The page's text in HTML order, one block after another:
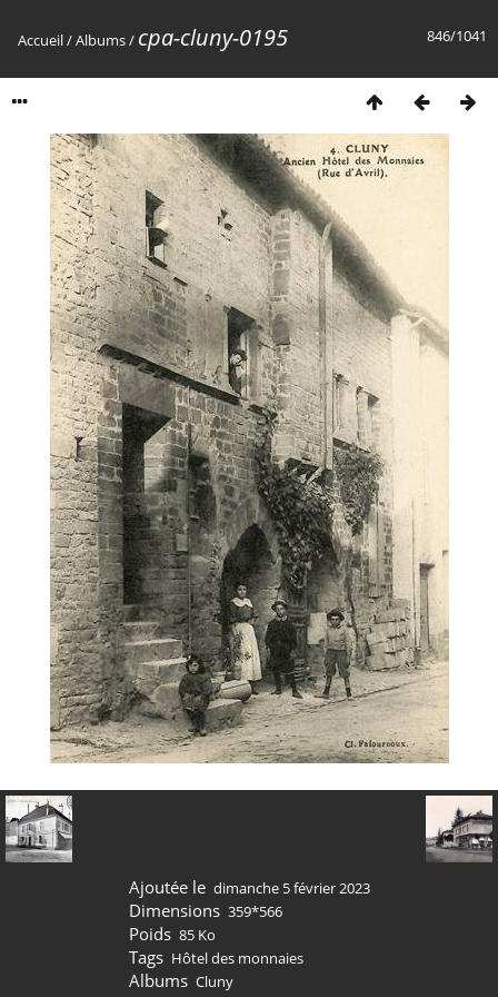
846/1041
Accueil/Albums/ cpa-cluny-0195
Ajoutée le dimanche 5 février 2023
Dimensions 359*566
Poids 85 Ko
Tags Hôtel des monnaies
Albums Cluny